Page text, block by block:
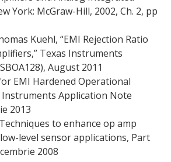
York: McGraw-Hill, 2002, Ch. 2, pp
Kuehl, “EMI Rejection Ratio
Texas Instruments
August 2011
EMI Hardened Operational
Instruments Application Note
2013
to enhance op amp
level sensor applications, Part
2008